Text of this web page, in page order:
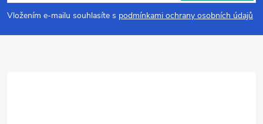
p
a
Vložením e-mailu souhlasíte s podmínkami ochrany osobních údajů